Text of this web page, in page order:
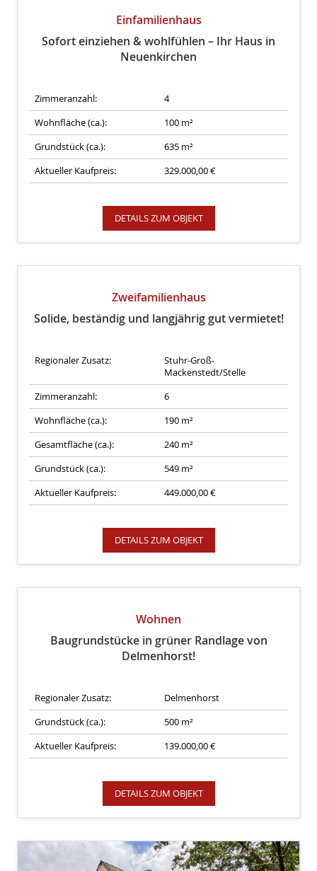
Einfamilienhaus
Sofort einziehen & wohlfühlen – Ihr Haus in
Neuenkirchen
Zimmeranzahl:
4
Wohnfläche (ca.):
100 m²
Grundstück (ca.):
635 m²
Aktueller Kaufpreis:
329.000,00 €
DETAILS ZUM OBJEKT
Zweifamilienhaus
Solide, beständig und langjährig gut vermietet!
Regionaler Zusatz:
Stuhr-Groß-
Mackenstedt/Stelle
Zimmeranzahl:
6
Wohnfläche (ca.):
190 m²
Gesamtfläche (ca.):
240 m²
Grundstück (ca.):
549 m²
Aktueller Kaufpreis:
449.000,00 €
DETAILS ZUM OBJEKT
Wohnen
Baugrundstücke in grüner Randlage von
Delmenhorst!
Regionaler Zusatz:
Delmenhorst
Grundstück (ca.):
500 m²
Aktueller Kaufpreis:
139.000,00 €
DETAILS ZUM OBJEKT